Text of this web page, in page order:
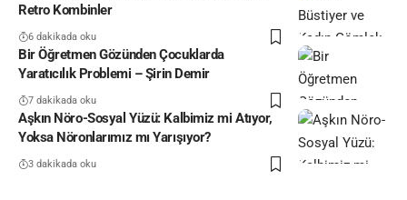
Retro Kombinler
6 dakikada oku
Bir Öğretmen Gözünden Çocuklarda
Yaratıcılık Problemi – Şirin Demir
7 dakikada oku
Aşkın Nöro-Sosyal Yüzü: Kalbimiz mi Atıyor,
Yoksa Nöronlarımız mı Yarışıyor?
3 dakikada oku